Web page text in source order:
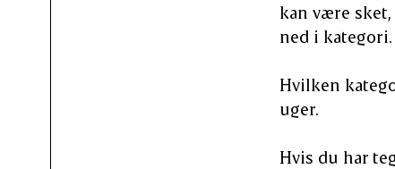
kan være
ned i kategori.
Hvilken
uger.
Hvis du har